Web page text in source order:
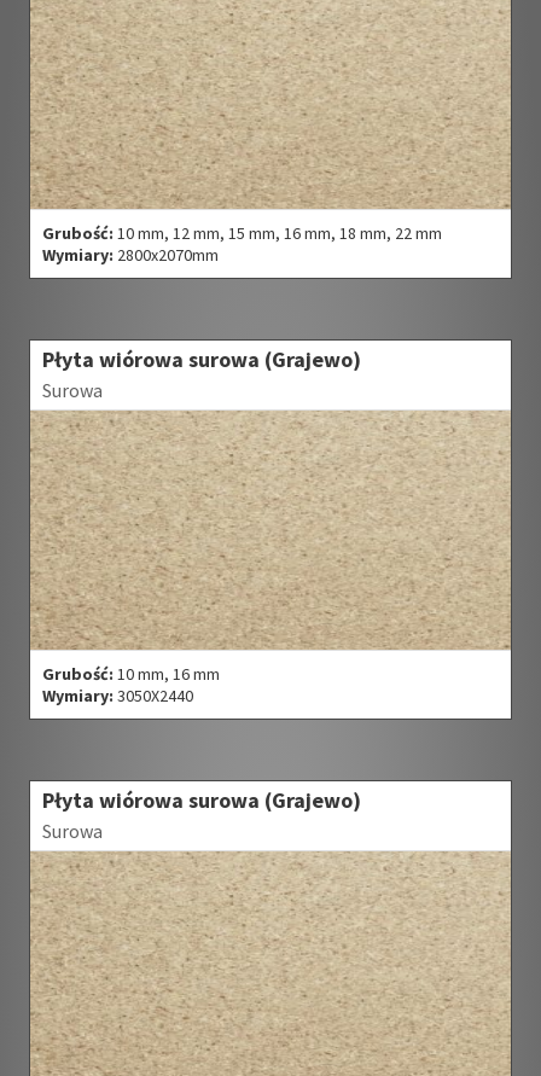
Grubość: 10 mm, 12 mm, 15 mm, 16 mm, 18 mm, 22 mm
Wymiary: 2800x2070mm
Płyta wiórowa surowa (Grajewo)
Surowa
Grubość: 10 mm, 16 mm
Wymiary: 3050X2440
Płyta wiórowa surowa (Grajewo)
Surowa